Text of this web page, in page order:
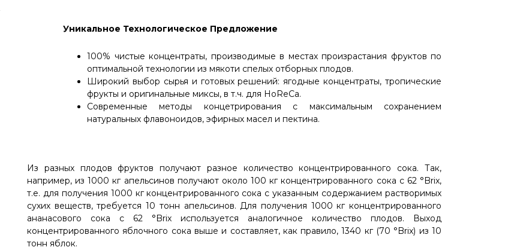
Уникальное Технологическое Предложение
100% чистые концентраты, производимые в местах произрастания фруктов по
оптимальной технологии из мякоти спелых отборных плодов.
Широкий выбор сырья и готовых решений: ягодные концентраты, тропические
фрукты и оригинальные миксы, в т.ч. для HoReCa.
Современные методы концетрирования с максимальным сохранением
натуральных флавоноидов, эфирных масел и пектина.
Из разных плодов фруктов получают разное количество концентрированного сока. Так,
например, из 1000 кг апельсинов получают около 100 кг концентрированного сока с 62 °Brix,
т.е. для получения 1000 кг концентрированного сока с указанным содержанием растворимых
сухих веществ, требуется 10 тонн апельсинов. Для получения 1000 кг концентрированного
ананасового сока с 62 °Brix используется аналогичное количество плодов. Выход
концентрированного яблочного сока выше и составляет, как правило, 1340 кг (70 °Brix) из 10
тонн яблок.